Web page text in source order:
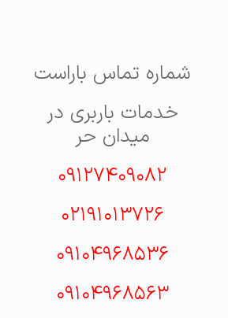
شماره تماس باراست
خدمات باربری در
میدان حر
۰۹۱۲۷۴۰۹۰۸۲
۰۲۱۹۱۰۱۳۷۲۶
۰۹۱۰۴۹۶۸۵۳۶
۰۹۱۰۴۹۶۸۵۶۳